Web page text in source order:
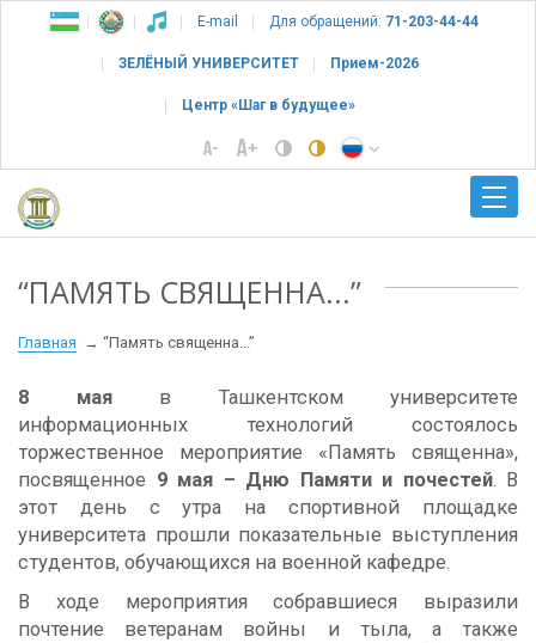
E-mail Для обращений: 71-203-44-44
ЗЕЛЁНЫЙ УНИВЕРСИТЕТ Прием-2026
Центр «Шаг в будущее»
“ПАМЯТЬ СВЯЩЕННА...”
Главная “Память священна...”
8 маяв Ташкентском университете
информационных технологий состоялось
торжественное мероприятие «Память священна»,
посвященное 9 мая – Дню Памяти и почестей. В
этот день с утра на спортивной площадке
университета прошли показательные выступления
студентов, обучающихся на военной кафедре.
В ходе мероприятия собравшиеся выразили
почтение ветеранам войны и тыла, а также